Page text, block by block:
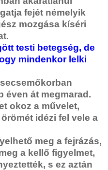
fejét némelyik
mozgása kíséri
.
testi betegség, de
mindenkor lelki
éven át megmarad.
okoz a művelet,
idézi fel vele a
meg a fejrázás,
a kellő figyelmet,
s ez aztán